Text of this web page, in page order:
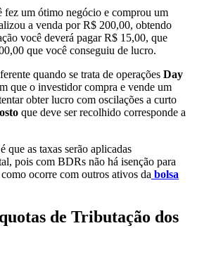
fez um ótimo negócio e comprou um
a venda por R$ 200,00, obtendo
você deverá pagar R$ 15,00, que
que você conseguiu de lucro.
quando se trata de operações Day
que o investidor compra e vende um
obter lucro com oscilações a curto
que deve ser recolhido corresponde a
que as taxas serão aplicadas
pois com BDRs não há isenção para
ocorre com outros ativos da bolsa
de Tributação dos